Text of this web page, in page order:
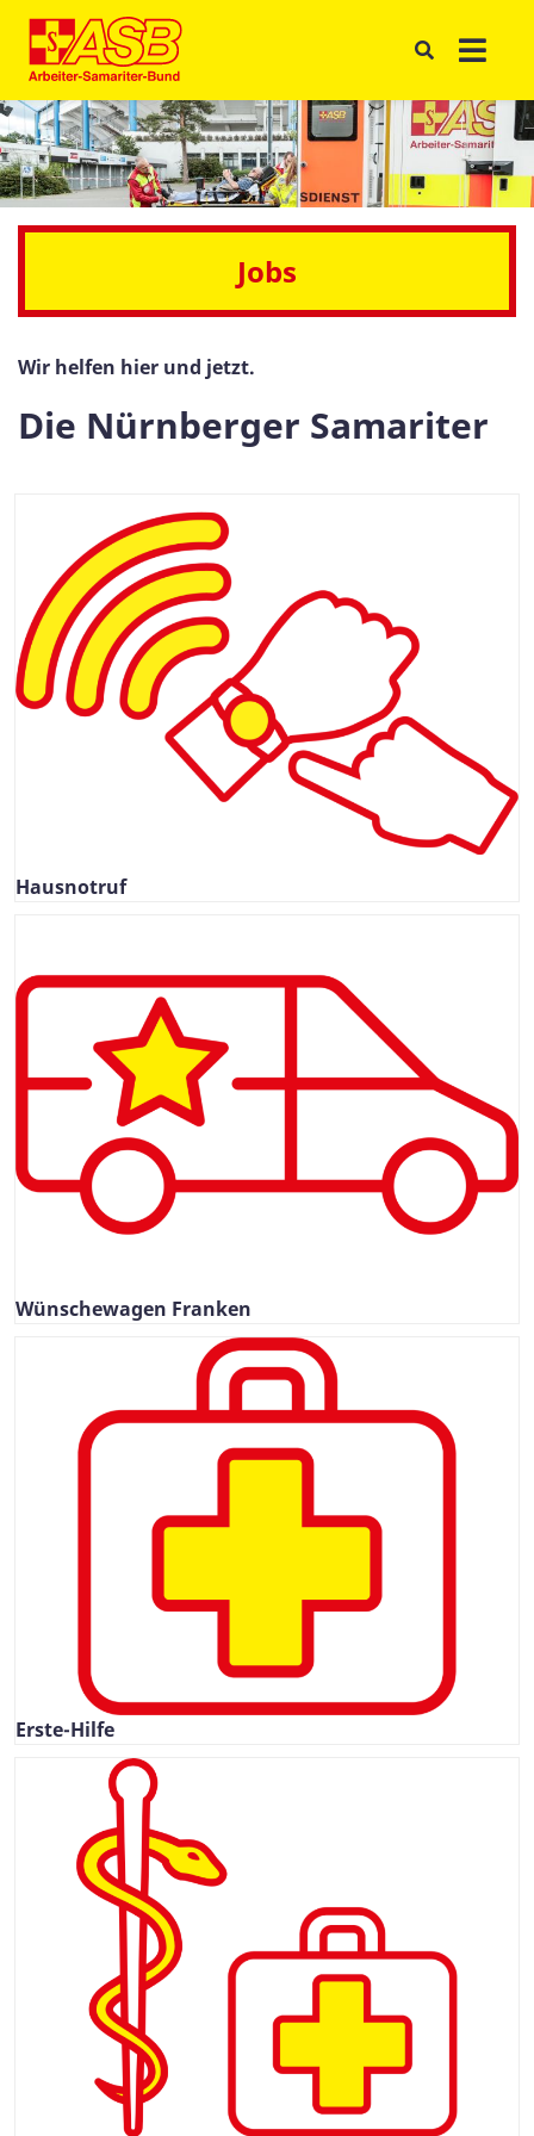
Jobs
Wir helfen hier und jetzt.
Die Nürnberger Samariter
Hausnotruf
Wünschewagen Franken
Erste-Hilfe